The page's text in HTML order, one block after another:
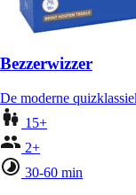
Bezzerwizzer
De moderne
15+
2+
30-60 min